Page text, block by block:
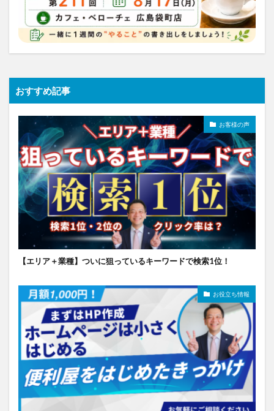
おすすめ記事
お客様の声
【エリア＋業種】ついに狙っているキーワードで検索1位！
お役立ち情報